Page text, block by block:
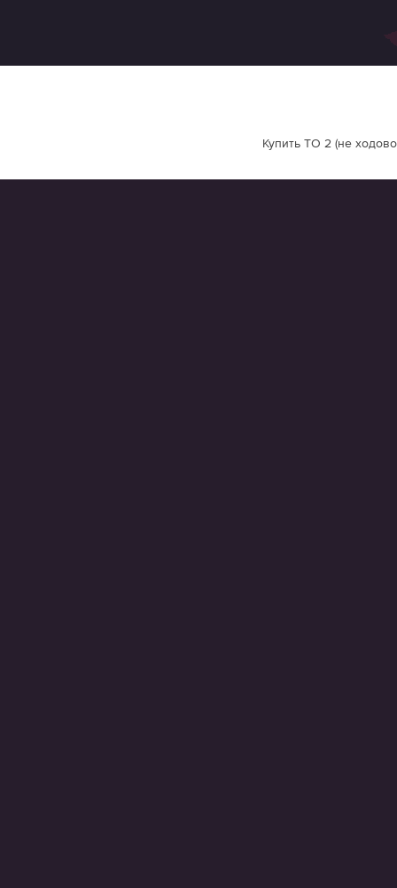
Купить ТО 2 (не